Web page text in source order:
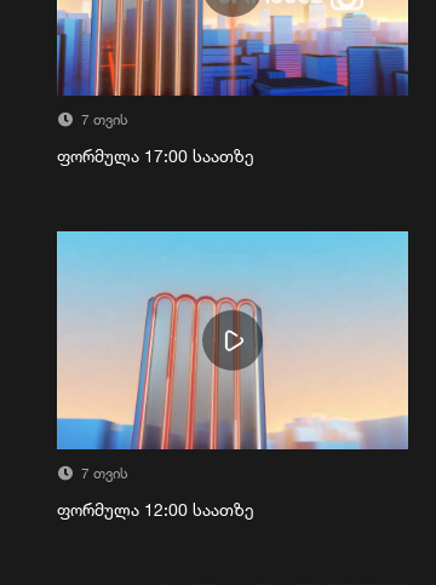
7 თვის
ფორმულა 17:00 საათზე
7 თვის
ფორმულა 12:00 საათზე